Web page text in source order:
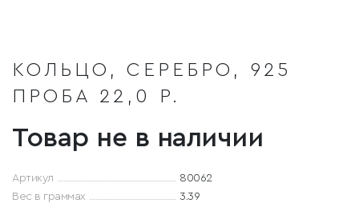
КОЛЬЦО, СЕРЕБРО, 925
ПРОБА 22,0 Р.
Товар не в наличии
Артикул
80062
Вес в граммах
3.39